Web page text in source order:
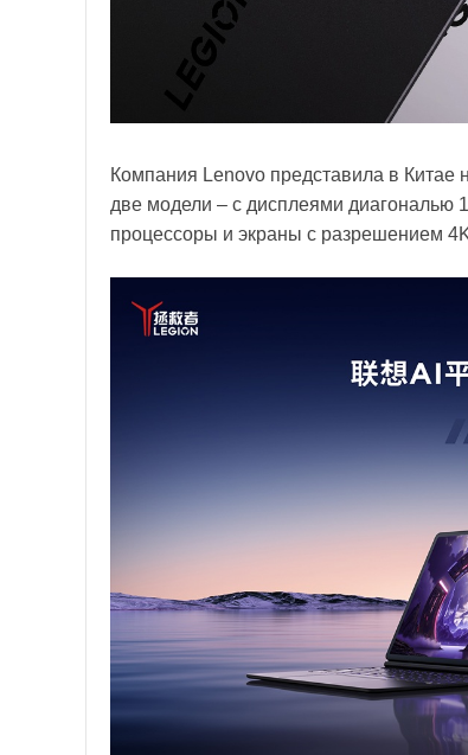
Компания Lenovo представила в
две модели – с дисплеями диагональю
процессоры и экраны с разрешением